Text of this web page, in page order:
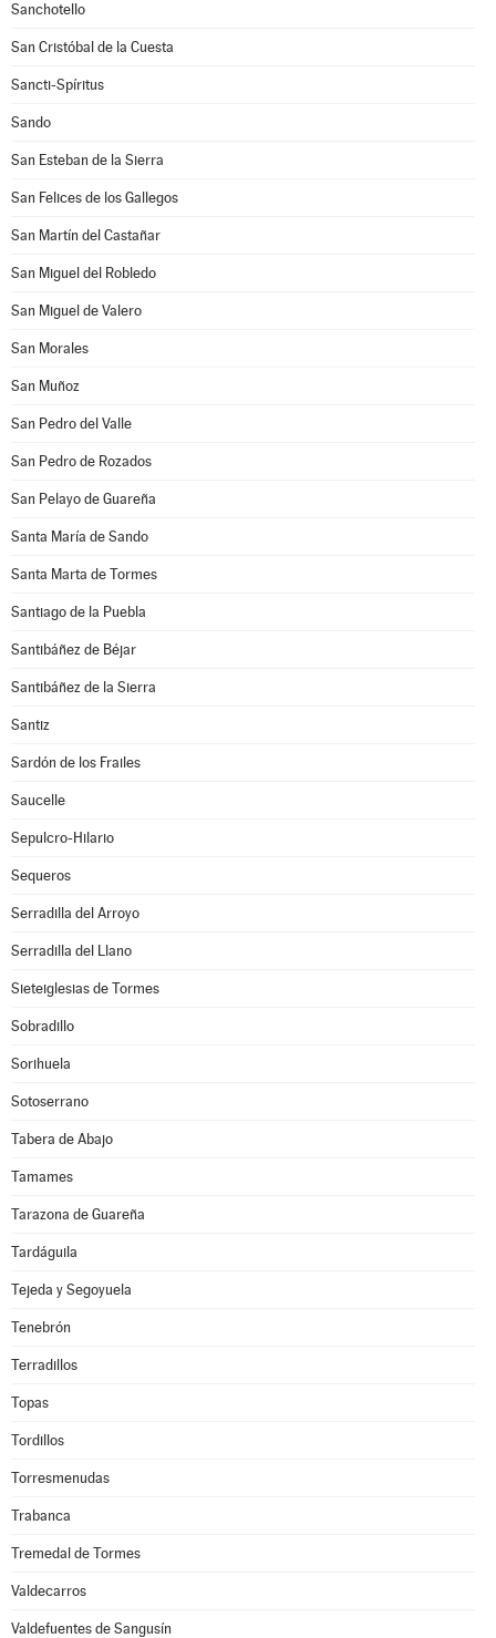
Sanchotello
San Cristóbal de la Cuesta
Sancti-Spíritus
Sando
San Esteban de la Sierra
San Felices de los Gallegos
San Martín del Castañar
San Miguel del Robledo
San Miguel de Valero
San Morales
San Muñoz
San Pedro del Valle
San Pedro de Rozados
San Pelayo de Guareña
Santa María de Sando
Santa Marta de Tormes
Santiago de la Puebla
Santibáñez de Béjar
Santibáñez de la Sierra
Santiz
Sardón de los Frailes
Saucelle
Sepulcro-Hilario
Sequeros
Serradilla del Arroyo
Serradilla del Llano
Sieteiglesias de Tormes
Sobradillo
Sorihuela
Sotoserrano
Tabera de Abajo
Tamames
Tarazona de Guareña
Tardáguila
Tejeda y Segoyuela
Tenebrón
Terradillos
Topas
Tordillos
Torresmenudas
Trabanca
Tremedal de Tormes
Valdecarros
Valdefuentes de Sangusín